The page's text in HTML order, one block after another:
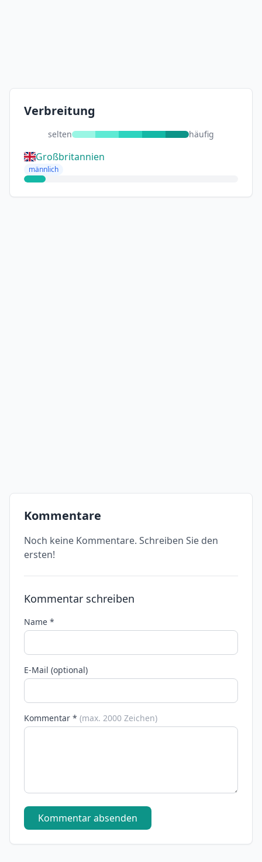
Verbreitung
selten häufig
Großbritannien
männlich
Kommentare
Noch keine Kommentare. Schreiben Sie den
ersten!
Kommentar schreiben
Name *
E-Mail (optional)
Kommentar * (max. 2000 Zeichen)
Kommentar absenden